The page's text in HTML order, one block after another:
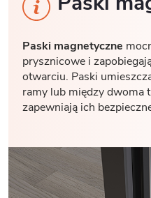
Paski magnetyczne
prysznicowe i
otwarciu. Paski
ramy lub między dwoma
zapewniają ich